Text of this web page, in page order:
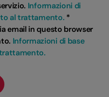
Informazioni di
al trattamento. *
email in questo browser
Informazioni di base